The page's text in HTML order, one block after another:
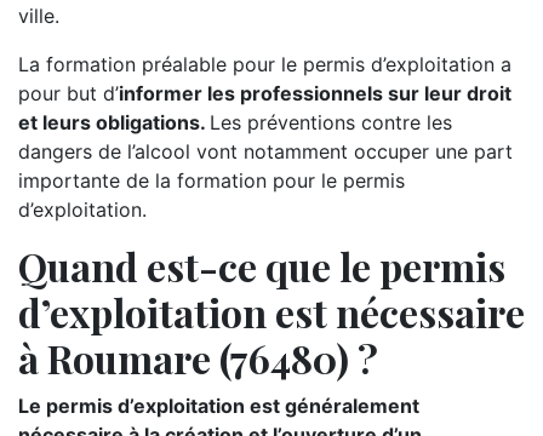
ville.
La formation préalable pour le permis d’exploitation a
pour but d’informer les professionnels sur leur droit
et leurs obligations. Les préventions contre les
dangers de l’alcool vont notamment occuper une part
importante de la formation pour le permis
d’exploitation.
Quand est-ce que le permis
d’exploitation est nécessaire
à Roumare (76480) ?
Le permis d’exploitation est généralement